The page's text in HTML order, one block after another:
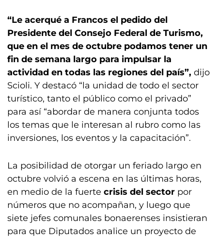
“Le acerqué a Francos el pedido del
Presidente del Consejo Federal de Turismo,
que en el mes de octubre podamos tener un
fin de semana largo para impulsar la
actividad en todas las regiones del país”, dijo
Scioli. Y destacó “la unidad de todo el sector
turístico, tanto el público como el privado”
para así “abordar de manera conjunta todos
los temas que le interesan al rubro como las
inversiones, los eventos y la capacitación”.
La posibilidad de otorgar un feriado largo en
octubre volvió a escena en las últimas horas,
en medio de la fuerte crisis del sector por
números que no acompañan, y luego que
siete jefes comunales bonaerenses insistieran
para que Diputados analice un proyecto de